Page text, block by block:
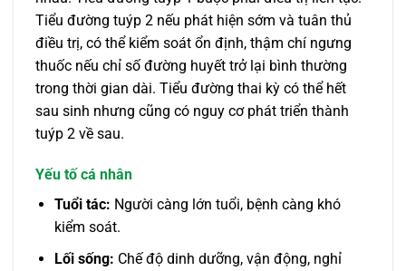
Tiểu đường tuýp 2 nếu phát hiện sớm và tuân thủ
điều trị, có thể kiểm soát ổn định, thậm chí ngưng
thuốc nếu chỉ số đường huyết trở lại bình thường
trong thời gian dài. Tiểu đường thai kỳ có thể hết
sau sinh nhưng cũng có nguy cơ phát triển thành
tuýp 2 về sau.
Yếu tố cá nhân
Tuổi tác: Người càng lớn tuổi, bệnh càng khó
kiểm soát.
Lối sống: Chế độ dinh dưỡng, vận động, nghỉ